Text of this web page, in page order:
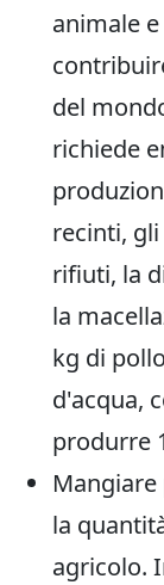
animale
del
richiede
recinti,
rifiuti, la
la
kg di
d'acqua,
produrre
la
agricolo.